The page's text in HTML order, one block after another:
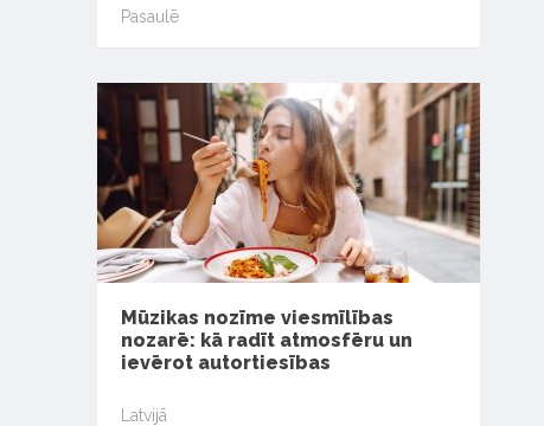
Pasaulē
Mūzikas nozīme viesmīlības
nozarē: kā radīt atmosfēru un
ievērot autortiesības
Latvijā